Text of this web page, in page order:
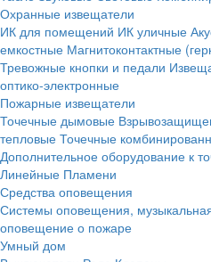
Охранные извещатели
ИК для помещений ИК уличные
емкостные Магнитоконтактные
Тревожные кнопки и педали
оптико-электронные
Пожарные извещатели
Точечные дымовые
тепловые Точечные
Дополнительное оборудование к
Линейные Пламени
Средства оповещения
Системы оповещения,
оповещение о пожаре
Умный дом